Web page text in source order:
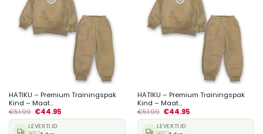
HATIKU – Premium Trainingspak
Kind – Maat...
€51.99 €44.95
LEVERTIJD
HATIKU – Premium Trainingspak
Kind – Maat...
€51.99 €44.95
LEVERTIJD